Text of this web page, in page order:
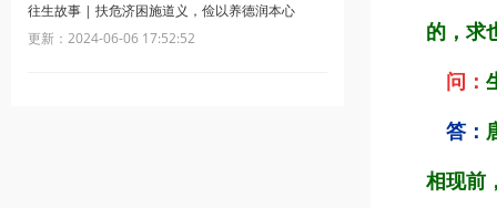
往生故事 | 扶危济困施道义，俭以养德润本心
更新：2024-06-06 17:52:52
的，求
问：
答：
相现前